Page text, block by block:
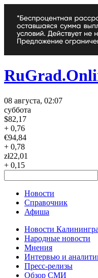
08 августа, 02:07
суббота
$82,17
+ 0,76
€94,84
+ 0,78
zł22,01
+ 0,15
Новости
Справочник
Афиша
Новости
Народные новости
Мнения
Интервью и
Пресс-релизы
Обзор СМИ